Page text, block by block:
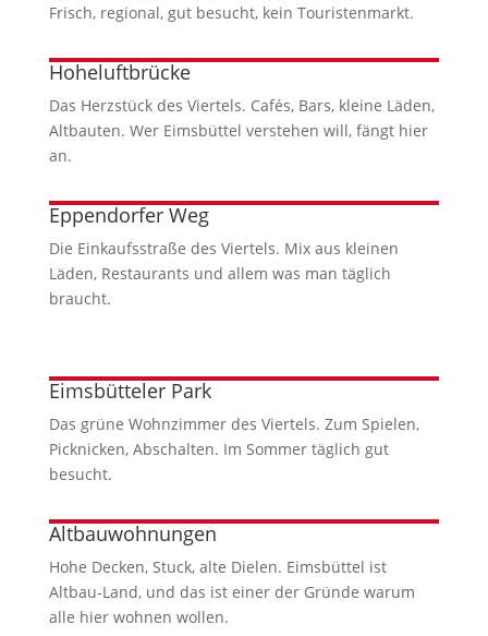
Frisch, regional, gut besucht, kein Touristenmarkt.
Hoheluftbrücke
Das Herzstück des Viertels. Cafés, Bars, kleine Läden,
Altbauten. Wer Eimsbüttel verstehen will, fängt hier
an.
Eppendorfer Weg
Die Einkaufsstraße des Viertels. Mix aus kleinen
Läden, Restaurants und allem was man täglich
braucht.
Eimsbütteler Park
Das grüne Wohnzimmer des Viertels. Zum Spielen,
Picknicken, Abschalten. Im Sommer täglich gut
besucht.
Altbauwohnungen
Hohe Decken, Stuck, alte Dielen. Eimsbüttel ist
Altbau-Land, und das ist einer der Gründe warum
alle hier wohnen wollen.